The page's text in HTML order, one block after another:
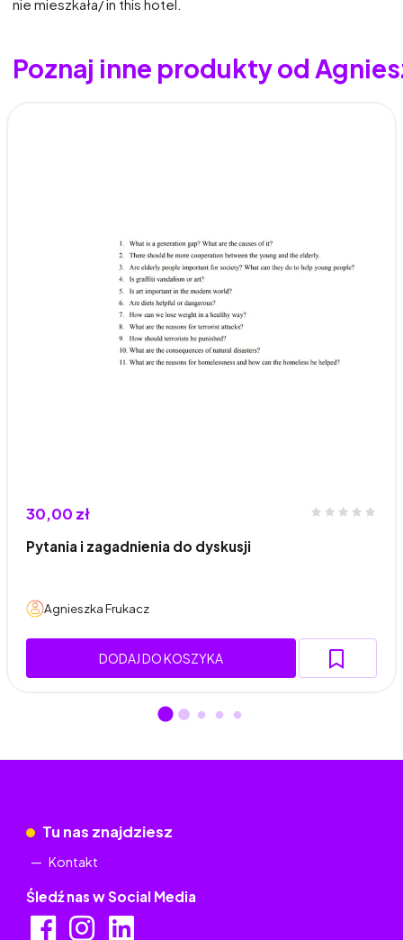
nie mieszkała/ in this hotel.
Poznaj inne produkty od
30,00 zł
Pytania i zagadnienia do dyskusji
Agnieszka Frukacz
DODAJ DO KOSZYKA
Tu nas znajdziesz
Kontakt
Śledź nas w Social Media